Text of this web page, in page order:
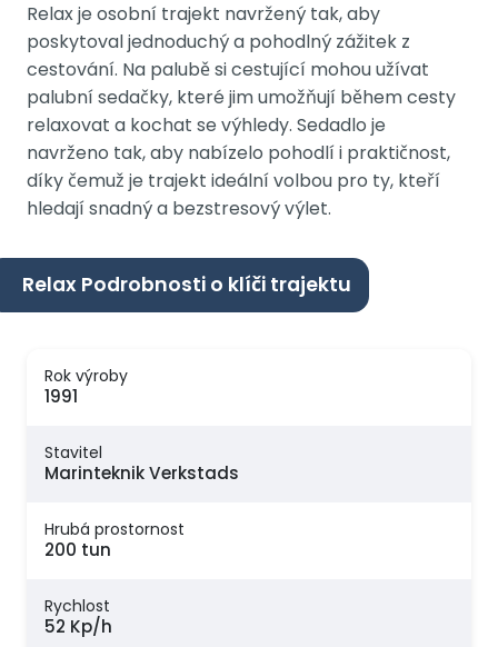
Relax je osobní trajekt navržený tak, aby
poskytoval jednoduchý a pohodlný zážitek z
cestování. Na palubě si cestující mohou užívat
palubní sedačky, které jim umožňují během cesty
relaxovat a kochat se výhledy. Sedadlo je
navrženo tak, aby nabízelo pohodlí i praktičnost,
díky čemuž je trajekt ideální volbou pro ty, kteří
hledají snadný a bezstresový výlet.
Relax Podrobnosti o klíči trajektu
Rok výroby
1991
Stavitel
Marinteknik Verkstads
Hrubá prostornost
200 tun
Rychlost
52 Kp/h